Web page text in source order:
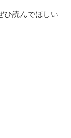
ひ読んでほしい